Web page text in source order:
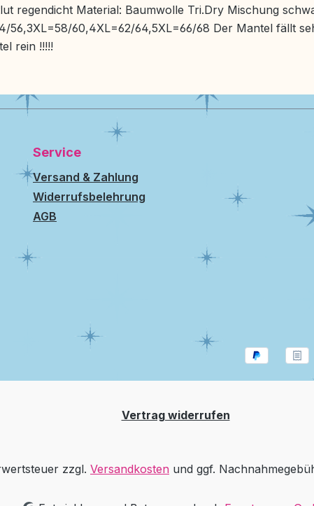
regendicht Material: Baumwolle Tri.Dry Mischung
60,4XL=62/64,5XL=66/68 Der Mantel fällt
rein !!!!!
Service
Versand & Zahlung
Widerrufsbelehrung
AGB
Vertrag widerrufen
zzgl. Versandkosten und ggf.